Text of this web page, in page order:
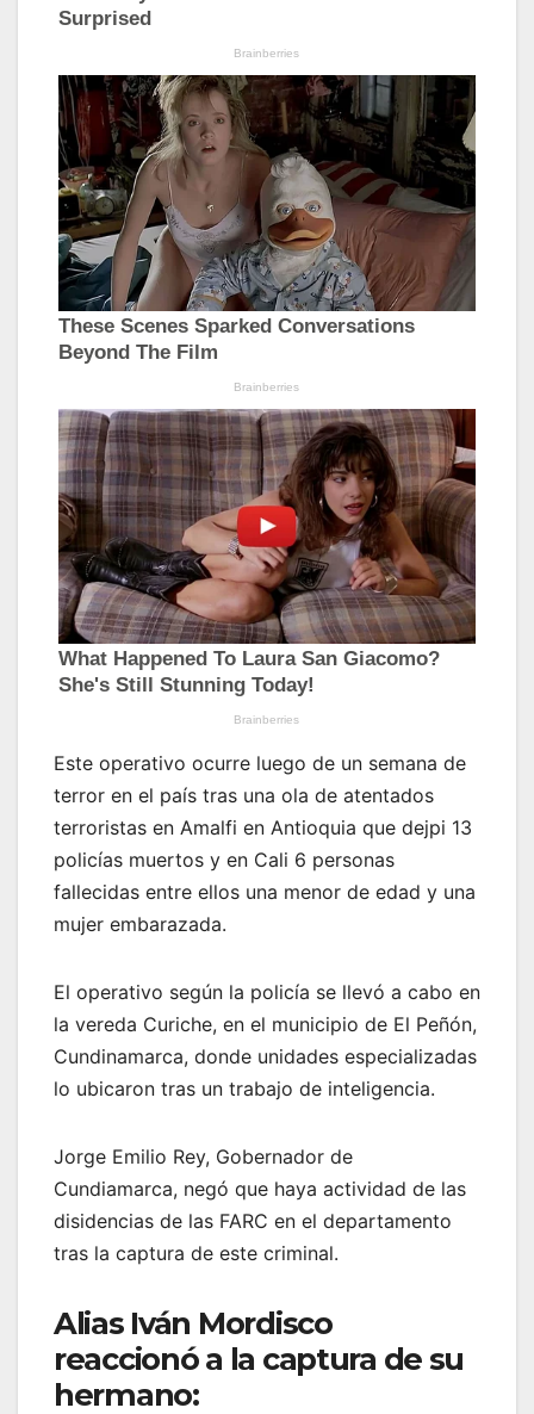
Este operativo ocurre luego de un semana de
terror en el país tras una ola de atentados
terroristas en Amalfi en Antioquia que dejpi 13
policías muertos y en Cali 6 personas
fallecidas entre ellos una menor de edad y una
mujer embarazada.
El operativo según la policía se llevó a cabo en
la vereda Curiche, en el municipio de El Peñón,
Cundinamarca, donde unidades especializadas
lo ubicaron tras un trabajo de inteligencia.
Jorge Emilio Rey, Gobernador de
Cundiamarca, negó que haya actividad de las
disidencias de las FARC en el departamento
tras la captura de este criminal.
Alias Iván Mordisco
reaccionó a la captura de su
hermano: